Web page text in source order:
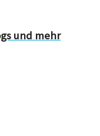
und mehr